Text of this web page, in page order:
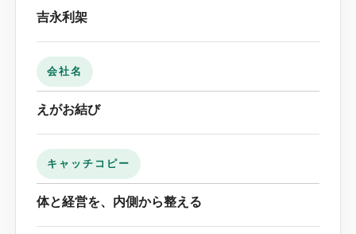
吉永利架
会社名
えがお結び
キャッチコピー
体と経営を、内側から整える